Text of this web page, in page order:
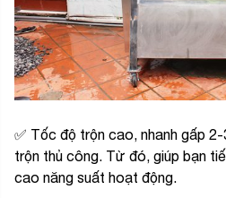
✅ Tốc độ trộn cao, nhanh gấp
trộn thủ công. Từ đó, giúp bạn
cao năng suất hoạt động.